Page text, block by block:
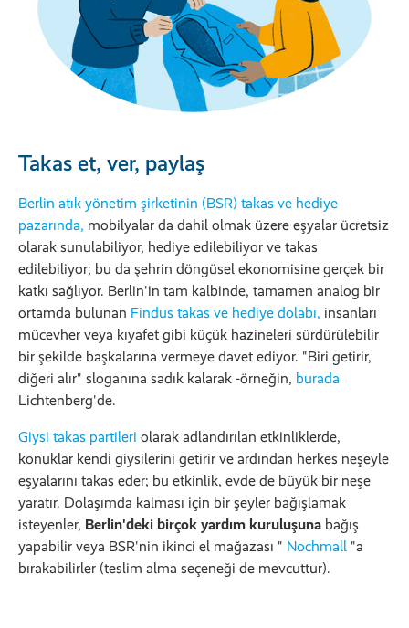
Takas et, ver, paylaş
Berlin atık yönetim şirketinin (BSR) takas ve hediye
pazarında, mobilyalar da dahil olmak üzere eşyalar ücretsiz
olarak sunulabiliyor, hediye edilebiliyor ve takas
edilebiliyor; bu da şehrin döngüsel ekonomisine gerçek bir
katkı sağlıyor. Berlin'in tam kalbinde, tamamen analog bir
ortamda bulunan Findus takas ve hediye dolabı, insanları
mücevher veya kıyafet gibi küçük hazineleri sürdürülebilir
bir şekilde başkalarına vermeye davet ediyor. "Biri getirir,
diğeri alır" sloganına sadık kalarak -örneğin, burada
Lichtenberg'de.
Giysi takas partileri olarak adlandırılan etkinliklerde,
konuklar kendi giysilerini getirir ve ardından herkes neşeyle
eşyalarını takas eder; bu etkinlik, evde de büyük bir neşe
yaratır. Dolaşımda kalması için bir şeyler bağışlamak
isteyenler, Berlin'deki birçok yardım kuruluşuna bağış
yapabilir veya BSR'nin ikinci el mağazası " Nochmall "a
bırakabilirler (teslim alma seçeneği de mevcuttur).